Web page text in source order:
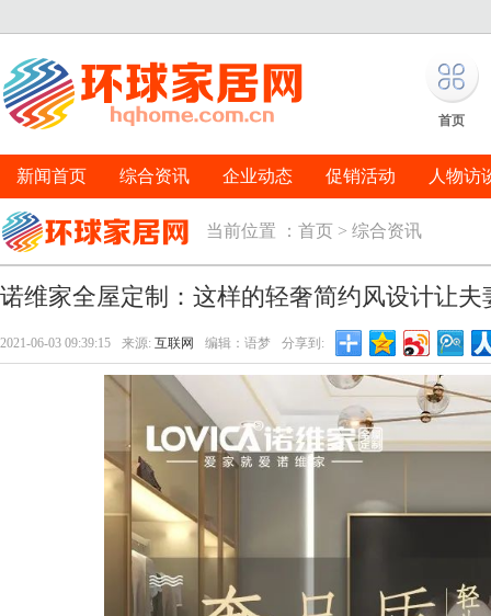
首页
新闻首页 综合资讯 企业动态 促销活动 人物访
当前位置 ： 首页 > 综合资讯
诺维家全屋定制：这样的轻奢简约风设计让
2021-06-03 09:39:15 来源: 互联网 编辑：语梦 分享到: